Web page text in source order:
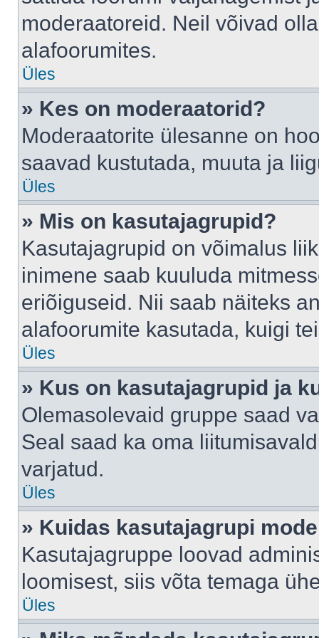
moderaatoreid. Neil võivad
alafoorumites.
Üles
» Kes on moderaatorid?
Moderaatorite ülesanne on
saavad kustutada, muuta ja
Üles
» Mis on kasutajagrupid?
Kasutajagrupid on võimalus
inimene saab kuuluda
eriõiguseid. Nii saab näiteks
alafoorumite kasutada, kuigi
Üles
» Kus on kasutajagrupid ja
Olemasolevaid gruppe saad
Seal saad ka oma
varjatud.
Üles
» Kuidas kasutajagrupi
Kasutajagruppe loovad
loomisest, siis võta temaga
Üles